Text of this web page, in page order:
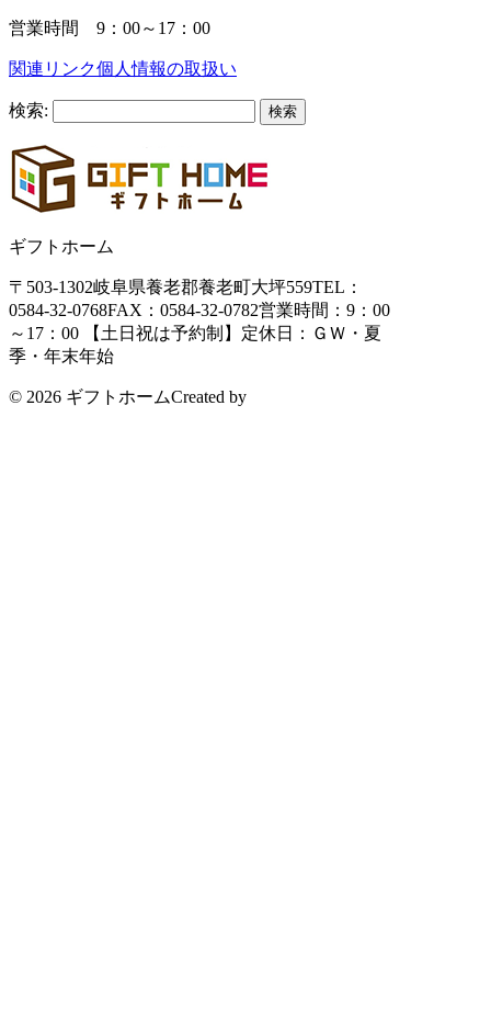
営業時間 9：00～17：00
関連リンク個人情報の取扱い
検索:
ギフトホーム
〒503-1302岐阜県養老郡養老町大坪559TEL：
0584-32-0768FAX：0584-32-0782営業時間：9：00
～17：00 【土日祝は予約制】 定休日：ＧＷ・夏
季・年末年始
© 2026 ギフトホームCreated by